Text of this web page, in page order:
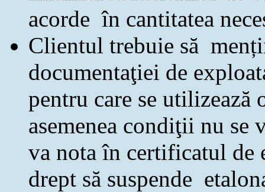
acorde în cantitatea
Clientul trebuie să
documentaţiei de
pentru care se utilizează
asemenea condiţii nu se
va nota în certificatul de
drept să suspende